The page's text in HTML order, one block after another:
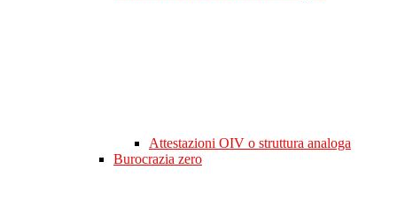
Attestazioni OIV o struttura analoga
Burocrazia zero